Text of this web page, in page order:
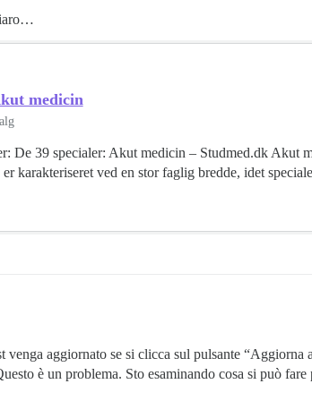
medicin
De 39 specialer: Akut medicin – Studmed.dk Akut
karakteriseret ved en stor faglig bredde, idet
aggiornato se si clicca sul pulsante
è un problema. Sto esaminando cosa si può